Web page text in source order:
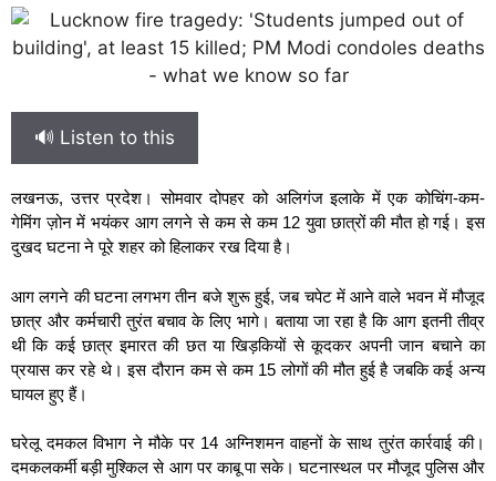
🔊 Listen to this
लखनऊ, उत्तर प्रदेश। सोमवार दोपहर को अलिगंज इलाके में एक कोचिंग-कम-
गेमिंग ज़ोन में भयंकर आग लगने से कम से कम 12 युवा छात्रों की मौत हो गई। इस
दुखद घटना ने पूरे शहर को हिलाकर रख दिया है।
आग लगने की घटना लगभग तीन बजे शुरू हुई, जब चपेट में आने वाले भवन में मौजूद
छात्र और कर्मचारी तुरंत बचाव के लिए भागे। बताया जा रहा है कि आग इतनी तीव्र
थी कि कई छात्र इमारत की छत या खिड़कियों से कूदकर अपनी जान बचाने का
प्रयास कर रहे थे। इस दौरान कम से कम 15 लोगों की मौत हुई है जबकि कई अन्य
घायल हुए हैं।
घरेलू दमकल विभाग ने मौके पर 14 अग्निशमन वाहनों के साथ तुरंत कार्रवाई की।
दमकलकर्मी बड़ी मुश्किल से आग पर काबू पा सके। घटनास्थल पर मौजूद पुलिस और